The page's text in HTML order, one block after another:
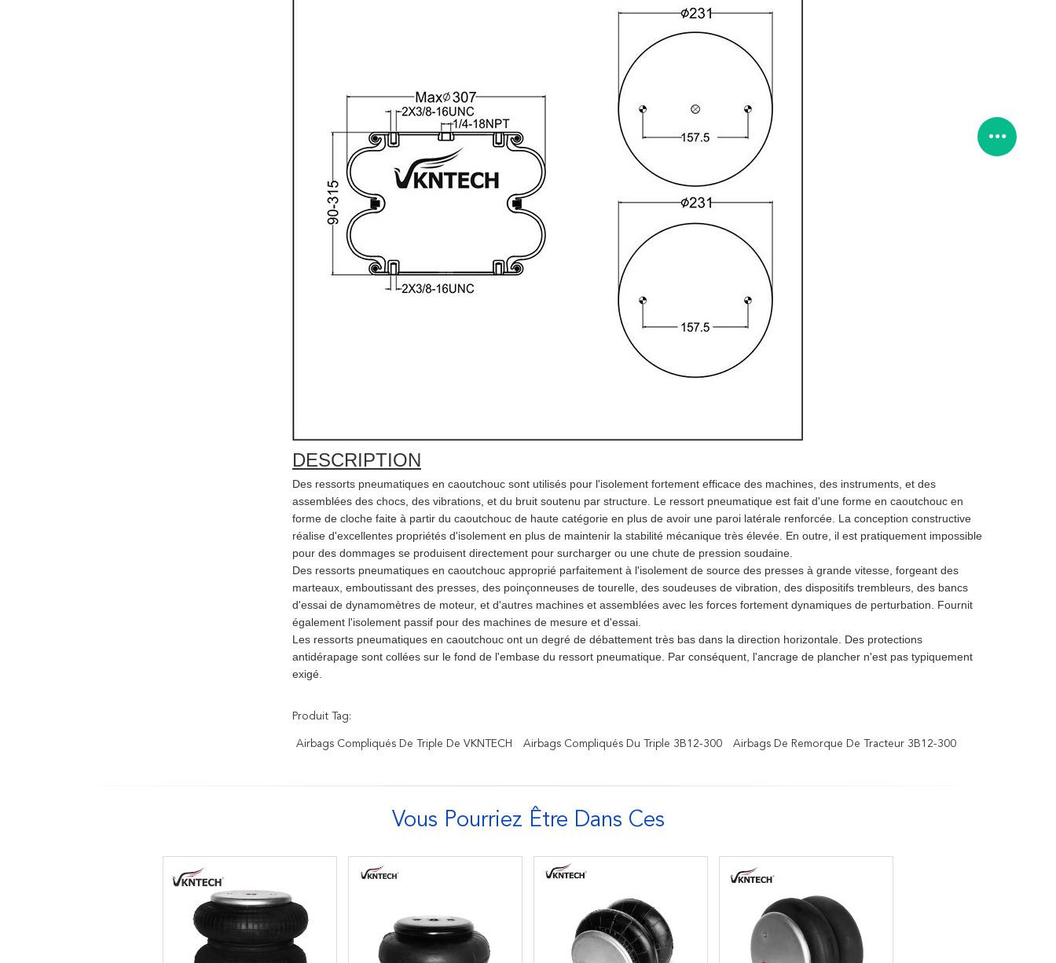
DESCRIPTION
Des ressorts pneumatiques en caoutchouc sont utilisés pour l'isolement fortement efficace des machines, des instruments, et des
assemblées des chocs, des vibrations, et du bruit soutenu par structure. Le ressort pneumatique est fait d'une forme en caoutchouc en
forme de cloche faite à partir du caoutchouc de haute catégorie en plus de avoir une paroi latérale renforcée. La conception constructive
réalise d'excellentes propriétés d'isolement en plus de maintenir la stabilité mécanique très élevée. En outre, il est pratiquement impossible
pour des dommages se produisent directement pour surcharger ou une chute de pression soudaine.
Des ressorts pneumatiques en caoutchouc approprié parfaitement à l'isolement de source des presses à grande vitesse, forgeant des
marteaux, emboutissant des presses, des poinçonneuses de tourelle, des soudeuses de vibration, des dispositifs trembleurs, des bancs
d'essai de dynamomètres de moteur, et d'autres machines et assemblées avec les forces fortement dynamiques de perturbation. Fournit
également l'isolement passif pour des machines de mesure et d'essai.
Les ressorts pneumatiques en caoutchouc ont un degré de débattement très bas dans la direction horizontale. Des protections
antidérapage sont collées sur le fond de l'embase du ressort pneumatique. Par conséquent, l'ancrage de plancher n'est pas typiquement
exigé.
Produit Tag:
Airbags Compliqués De Triple De VKNTECH Airbags Compliqués Du Triple 3B12-300 Airbags De Remorque De Tracteur 3B12-300
Vous Pourriez Être Dans Ces